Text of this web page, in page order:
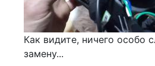
Как видите, ничего особо
замену...